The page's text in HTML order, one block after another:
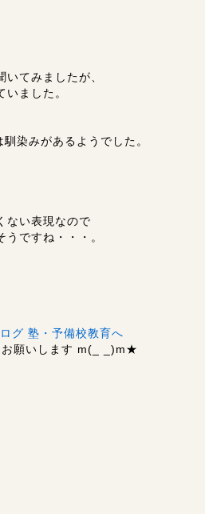
てみましたが、
ました。
染みがあるようでした。
ない表現なので
ですね・・・。
願いします m(_ _)m★